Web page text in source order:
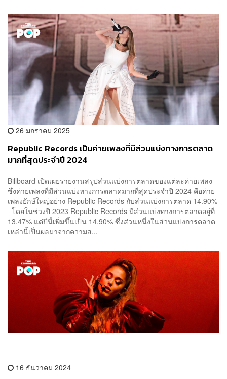
26 มกราคม 2025
Republic Records เป็นค่ายเพลงที่มีส่วนแบ่งทางการตลาด
มากที่สุดประจำปี 2024
Billboard เปิดเผยรายงานสรุปส่วนแบ่งการตลาดของแต่ละค่ายเพลง
ซึ่งค่ายเพลงที่มีส่วนแบ่งทางการตลาดมากที่สุดประจำปี 2024 คือค่าย
เพลงยักษ์ใหญ่อย่าง Republic Records กับส่วนแบ่งการตลาด 14.90%
โดยในช่วงปี 2023 Republic Records มีส่วนแบ่งทางการตลาดอยู่ที่
13.47% แต่ปีนี้เพิ่มขึ้นเป็น 14.90% ซึ่งส่วนหนึ่งในส่วนแบ่งการตลาด
เหล่านี้เป็นผลมาจากความส...
16 ธันวาคม 2024